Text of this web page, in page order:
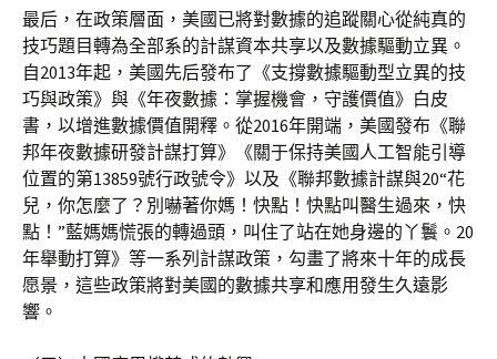
最后，在政策層面，美國已將對數據的追蹤關心從純真的
技巧題目轉為全部系的計謀資本共享以及數據驅動立異。
自2013年起，美國先后發布了《支撐數據驅動型立異的技
巧與政策》與《年夜數據：掌握機會，守護價值》白皮
書，以增進數據價值開釋。從2016年開端，美國發布《聯
邦年夜數據研發計謀打算》《關于保持美國人工智能引導
位置的第13859號行政號令》以及《聯邦數據計謀與20“花
兒，你怎麼了？別嚇著你媽！快點！快點叫醫生過來，快
點！”藍媽媽慌張的轉過頭，叫住了站在她身邊的丫鬟。20
年舉動打算》等一系列計謀政策，勾畫了將來十年的成長
愿景，這些政策將對美國的數據共享和應用發生久遠影
響。